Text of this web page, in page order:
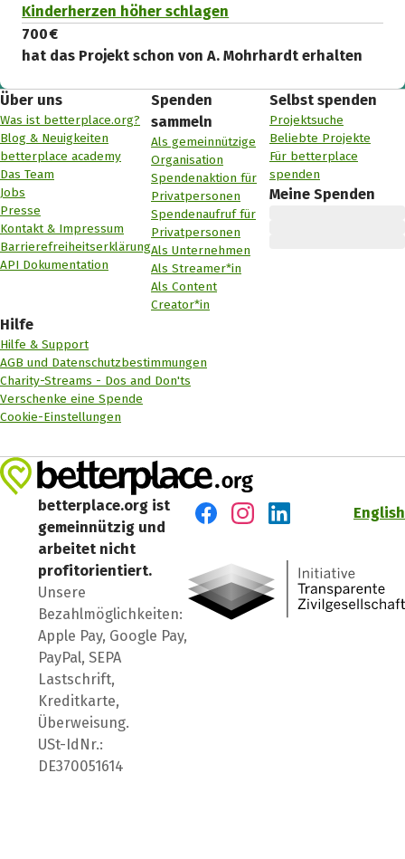
Kinderherzen höher schlagen
700 €
hat das Projekt schon von A. Mohrhardt erhalten
Über uns
Was ist betterplace.org?
Blog & Neuigkeiten
betterplace academy
Das Team
Jobs
Presse
Kontakt & Impressum
Barrierefreiheitserklärung
API Dokumentation
Spenden
sammeln
Als gemeinnützige
Organisation
Spendenaktion für
Privatpersonen
Spendenaufruf für
Privatpersonen
Als Unternehmen
Als Streamer*in
Als Content
Creator*in
Selbst spenden
Projektsuche
Beliebte Projekte
Für betterplace
spenden
Meine Spenden
Hilfe
Hilfe & Support
AGB und Datenschutzbestimmungen
Charity-Streams - Dos and Don'ts
Verschenke eine Spende
Cookie-Einstellungen
betterplace.org ist
gemeinnützig und
arbeitet nicht
profitorientiert.
Unsere
Bezahlmöglichkeiten:
Apple Pay, Google Pay,
PayPal, SEPA
Lastschrift,
Kreditkarte,
Überweisung.
USt-IdNr.:
DE370051614
English